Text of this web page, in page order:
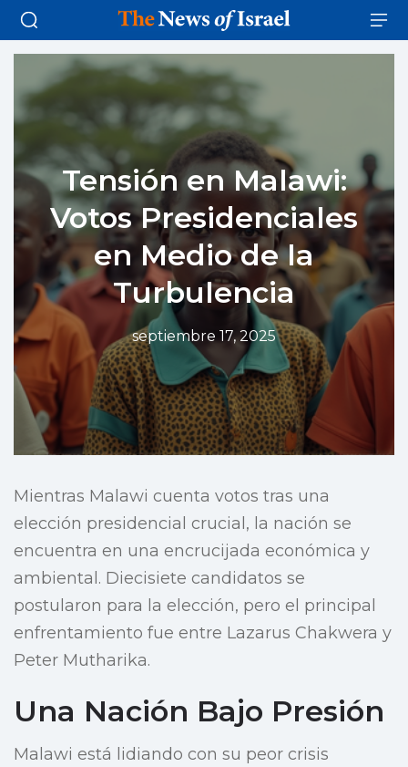
Tensión en Malawi:
Votos Presidenciales
en Medio de la
Turbulencia
septiembre 17, 2025
Mientras Malawi cuenta votos tras una
elección presidencial crucial, la nación se
encuentra en una encrucijada económica y
ambiental. Diecisiete candidatos se
postularon para la elección, pero el principal
enfrentamiento fue entre Lazarus Chakwera y
Peter Mutharika.
Una Nación Bajo Presión
Malawi está lidiando con su peor crisis